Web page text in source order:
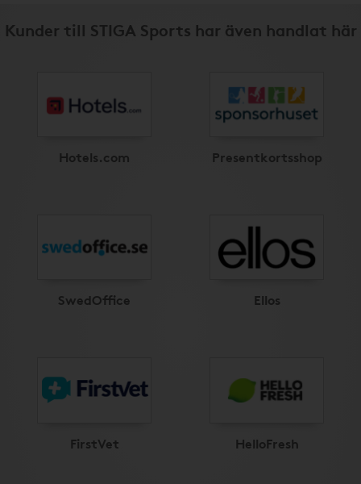
Kunder till STIGA Sports har även handlat här
Hotels.com Presentkortsshop
SwedOffice Ellos
FirstVet HelloFresh